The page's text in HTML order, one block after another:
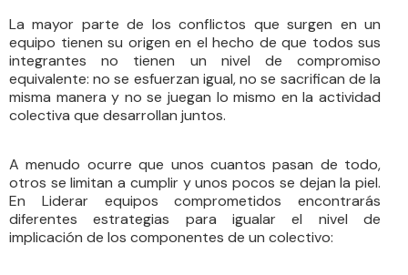
La mayor parte de los conflictos que surgen en un
equipo tienen su origen en el hecho de que todos sus
integrantes no tienen un nivel de compromiso
equivalente: no se esfuerzan igual, no se sacrifican de la
misma manera y no se juegan lo mismo en la actividad
colectiva que desarrollan juntos.
A menudo ocurre que unos cuantos pasan de todo,
otros se limitan a cumplir y unos pocos se dejan la piel.
En Liderar equipos comprometidos encontrarás
diferentes estrategias para igualar el nivel de
implicación de los componentes de un colectivo: